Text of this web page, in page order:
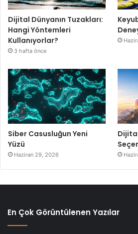
Dijital Dünyanın Tuzakları:
Hangi Yöntemleri
Kullanıyorlar?
3 hafta önce
Siber Casusluğun Yeni
Yüzü
Haziran 29, 2026
En Çok Görüntülenen Yazılar